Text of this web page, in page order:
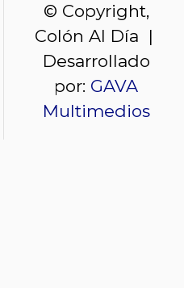
© Copyright,
Colón Al Día |
Desarrollado
por: GAVA
Multimedios